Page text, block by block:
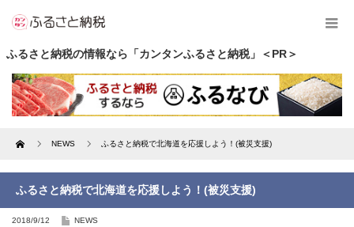
ふるさと納税の情報なら「カンタンふるさと納税」＜PR＞
Home NEWS ふるさと納税で北海道を応援しよう！(被災支援)
ふるさと納税で北海道を応援しよう！(被災支援)
2018/9/12 NEWS